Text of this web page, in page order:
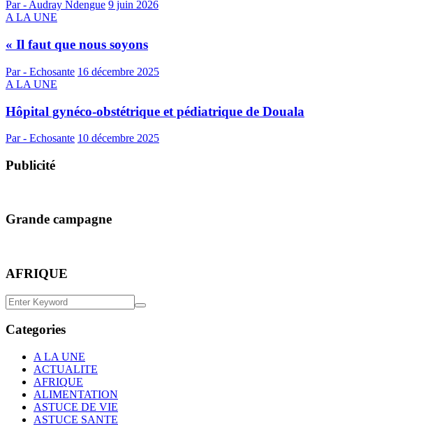
Par - Audray Ndengue 9 juin 2026
A LA UNE
« Il faut que nous soyons
Par - Echosante 16 décembre 2025
A LA UNE
Hôpital gynéco-obstétrique et pédiatrique de Douala
Par - Echosante 10 décembre 2025
Publicité
Grande campagne
AFRIQUE
Categories
A LA UNE
ACTUALITE
AFRIQUE
ALIMENTATION
ASTUCE DE VIE
ASTUCE SANTE